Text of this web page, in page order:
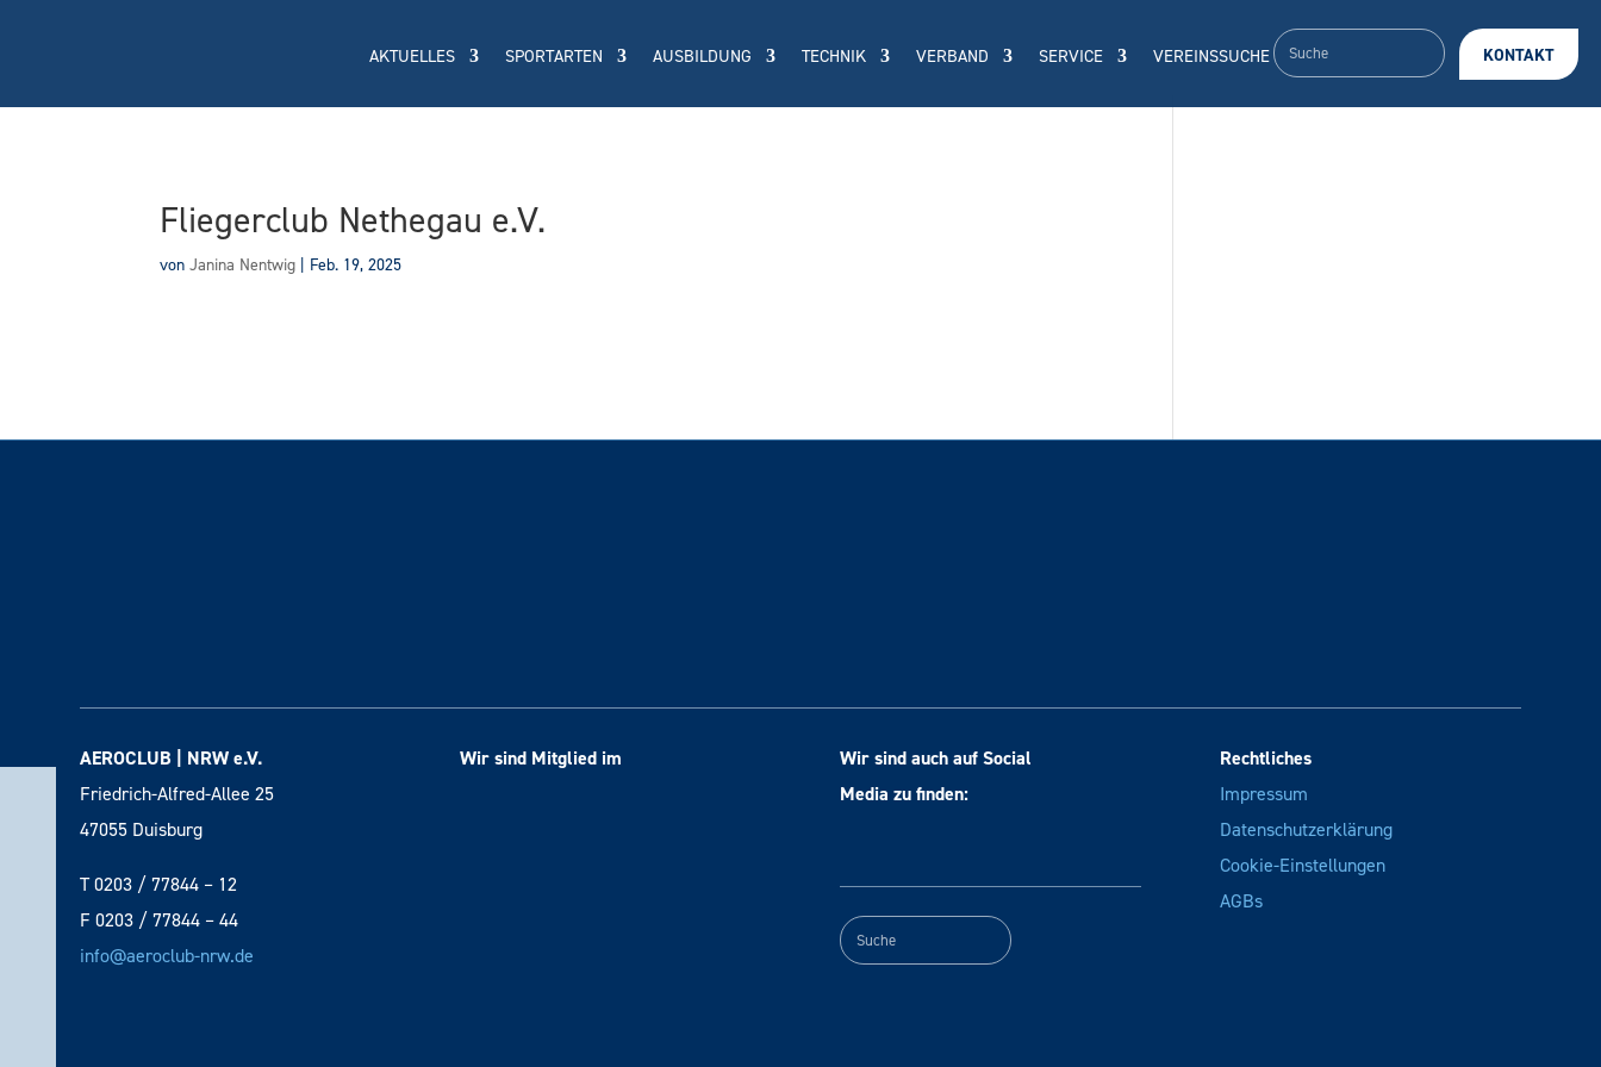
AKTUELLES SPORTARTEN AUSBILDUNG TECHNIK VERBAND SERVICE VEREINSSUCHE KONTAKT
Fliegerclub Nethegau e.V.
vonJanina Nentwig | Feb. 19, 2025
AEROCLUB | NRW e.V.
Friedrich-Alfred-Allee 25
47055 Duisburg
T 0203 / 77844 – 12
F 0203 / 77844 – 44
info@aeroclub-nrw.de
Wir sind Mitglied im
Wir sind auch auf Social
Media zu finden:
Rechtliches
Impressum
Datenschutzerklärung
Cookie-Einstellungen
AGBs